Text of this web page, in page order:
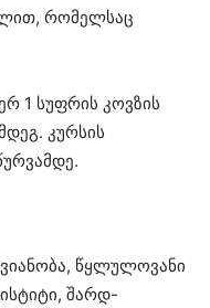
რომელსაც
1 სუფრის კოვზის
კურსის
წყლულოვანი
შარდ-